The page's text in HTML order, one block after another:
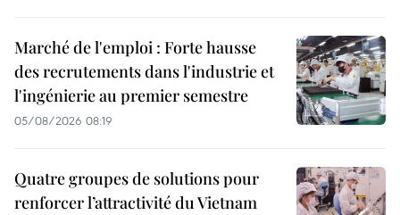
Marché de l'emploi : Forte hausse
des recrutements dans l'industrie et
l'ingénierie au premier semestre
05/08/2026 08:19
Quatre groupes de solutions pour
renforcer l’attractivité du Vietnam